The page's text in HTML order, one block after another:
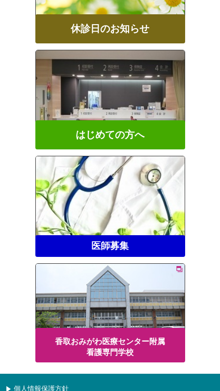
休診日のお知らせ
はじめての方へ
医師募集
香取おみがわ医療センター附属
看護専門学校
個人情報保護方針